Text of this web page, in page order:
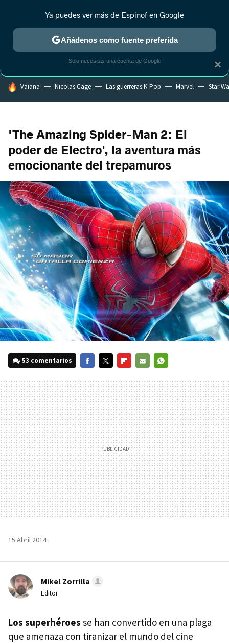
ESTRENOS REALITY ANIME RANKINGS CINE
HOY SE HABLA DE
Vaiana Nicolas Cage Las guerreras K-Pop Marvel Star
'The Amazing Spider-Man 2: El
poder de Electro', la aventura más
emocionante del trepamuros
53 comentarios
MAIL
15 Abril 2014
Mikel Zorrilla
Editor
Los superhéroes se han convertido en una plaga
que amenaza con tiranizar el mundo del cine
×
Ya puedes ver más de Espinof en Google
Añádenos como fuente preferida
Solo necesitas una cuenta de Google